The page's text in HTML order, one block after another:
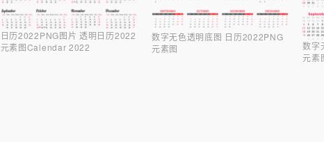
日历2022PNG图片 透明日历2022
元素图Calendar 2022
数字无色透明底图 日历2022PNG
元素图
数字
元素